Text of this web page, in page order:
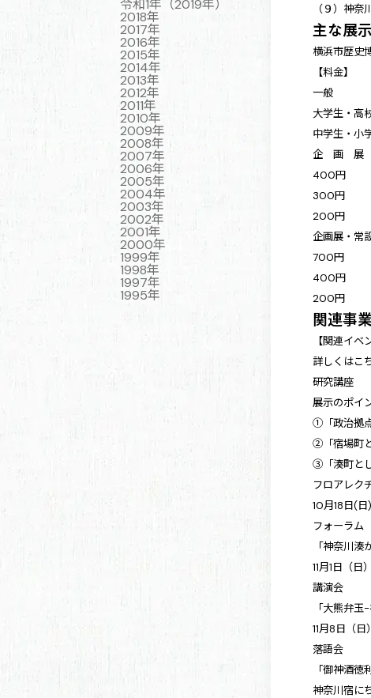
（９）神奈
主な展
横浜市歴史
【料金】
一般
大学生・高
中学生・小
企 画 展
400円
300円
200円
企画展・常
700円
400円
200円
関連事業
【関連イベ
詳しくはこ
研究講座
展示のポイ
①「政治拠
②「宿場町
③「湊町と
フロアレク
10月18日(日
フォーラム
「神奈川湊
11月1日（日）
講演会
「大熊弁
11月8日（日）
落語会
「御神酒徳
神奈川宿に
令和1年（2019年）
2018年
2017年
2016年
2015年
2014年
2013年
2012年
2011年
2010年
2009年
2008年
2007年
2006年
2005年
2004年
2003年
2002年
2001年
2000年
1999年
1998年
1997年
1995年